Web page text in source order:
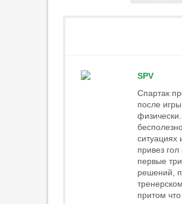
SPV
Cпартак
после
ситуациях
привез
первые
решений,
притом